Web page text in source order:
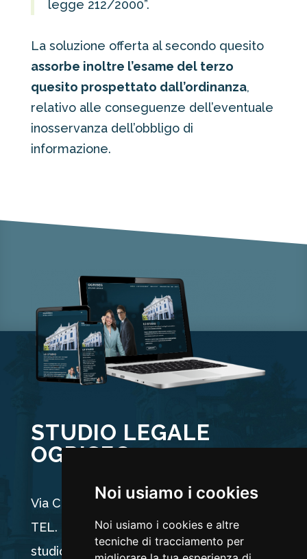
Noi usiamo i cookies
Noi usiamo i cookies e altre
tecniche di tracciamento per
legge 212/2000”.
La soluzione offerta al secondo quesito
assorbe inoltre l’esame del terzo
quesito prospettato dall’ordinanza,
relativo alle conseguenze dell’eventuale
inosservanza dell’obbligo di
informazione.
STUDIO LEGALE
OGRISEG
Via Carducci 44, 33100 Udine
TEL. +39 0432 512704
studio@ogriseg.legal